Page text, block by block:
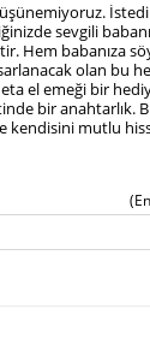
sevgili
Hem babanıza
olan bu
el emeği bir
bir anahtarlık.
kendisini mutlu